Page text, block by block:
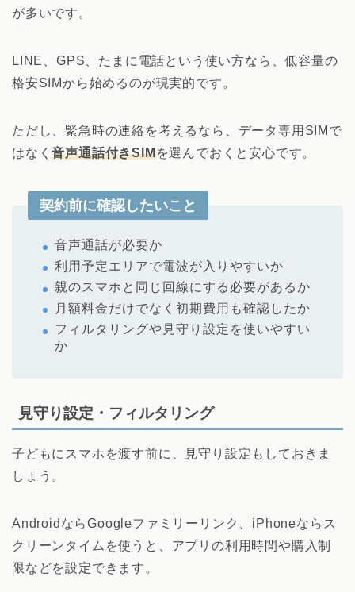
が多いです。
LINE、GPS、たまに電話という使い方なら、低容量の
格安SIMから始めるのが現実的です。
ただし、緊急時の連絡を考えるなら、データ専用SIMで
はなく音声通話付きSIMを選んでおくと安心です。
契約前に確認したいこと
音声通話が必要か
利用予定エリアで電波が入りやすいか
親のスマホと同じ回線にする必要があるか
月額料金だけでなく初期費用も確認したか
フィルタリングや見守り設定を使いやすい
か
見守り設定・フィルタリング
子どもにスマホを渡す前に、見守り設定もしておきま
しょう。
AndroidならGoogleファミリーリンク、iPhoneならス
クリーンタイムを使うと、アプリの利用時間や購入制
限などを設定できます。